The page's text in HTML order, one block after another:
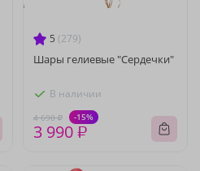
5 (279)
Шары гелиевые "Сердечки"
В наличии
4 690 ₽ -15%
3 990 ₽